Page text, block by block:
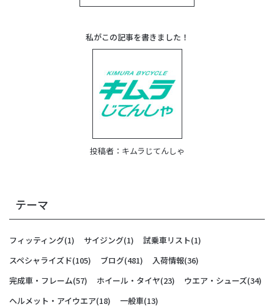
私がこの記事を書きました！
投稿者： キムラじてんしゃ
テーマ
フィッティング(1) サイジング(1) 試乗車リスト(1)
スペシャライズド(105) ブログ(481) 入荷情報(36)
完成車・フレーム(57) ホイール・タイヤ(23) ウエア・シューズ(34)
ヘルメット・アイウエア(18) 一般車(13)